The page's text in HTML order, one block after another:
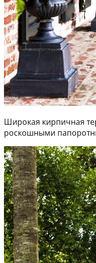
Широкая кирпичная
роскошными